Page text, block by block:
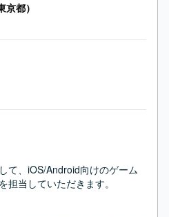
京都）
て、iOS/Android向けのゲーム
担当していただきます。